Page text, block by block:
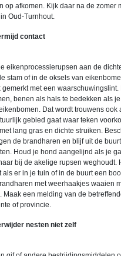
op afkomen. Kijk daar na de zomer
Oud-Turnhout.
contact
eikenprocessierupsen aan de
stam of in de oksels van
gemerkt met een waarschuwingslint.
benen als hals te bedekken als
Dat wordt trouwens ook
gebied gaat waar teken
lang gras en dichte struiken.
de brandharen en blijf uit de
Houd je hond aangelijnd als je
bij de akelige rupsen weghoudt.
als er in je tuin of in de buurt een
met weerhaakjes waaien
Maak een melding van de
of provincie.
nesten niet zelf